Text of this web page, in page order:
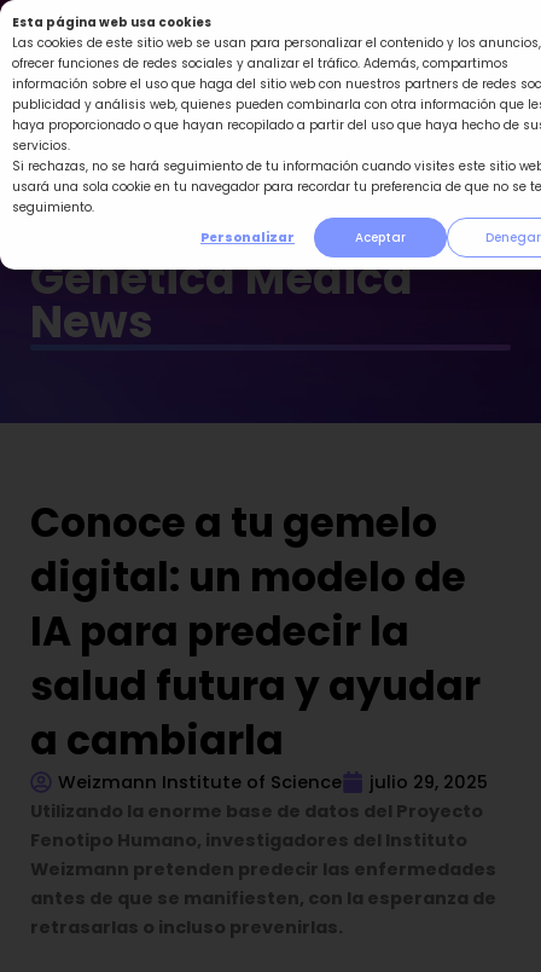
Esta página web usa cookies
Las cookies de este sitio web se usan para personalizar el contenido y los anuncios,
ofrecer funciones de redes sociales y analizar el tráfico. Además, compartimos
información sobre el uso que haga del sitio web con nuestros partners de redes
publicidad y análisis web, quienes pueden combinarla con otra información que
haya proporcionado o que hayan recopilado a partir del uso que haya hecho de
servicios.
Si rechazas, no se hará seguimiento de tu información cuando visites este sitio
usará una sola cookie en tu navegador para recordar tu preferencia de que no se
seguimiento.
Personalizar
Aceptar Denegar
Ir
al
contenido
Genética Médica
News
Conoce a tu gemelo
digital: un modelo de
IA para predecir la
salud futura y ayudar
a cambiarla
Weizmann Institute of Science
julio 29, 2025
Utilizando la enorme base de datos del Proyecto
Fenotipo Humano, investigadores del Instituto
Weizmann pretenden predecir las enfermedades
antes de que se manifiesten, con la esperanza de
retrasarlas o incluso prevenirlas.